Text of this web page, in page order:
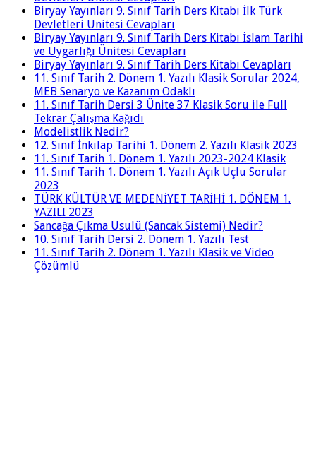
Biryay Yayınları 9. Sınıf Tarih Ders Kitabı İlk Türk
Devletleri Ünitesi Cevapları
Biryay Yayınları 9. Sınıf Tarih Ders Kitabı İslam Tarihi
ve Uygarlığı Ünitesi Cevapları
Biryay Yayınları 9. Sınıf Tarih Ders Kitabı Cevapları
11. Sınıf Tarih 2. Dönem 1. Yazılı Klasik Sorular 2024,
MEB Senaryo ve Kazanım Odaklı
11. Sınıf Tarih Dersi 3 Ünite 37 Klasik Soru ile Full
Tekrar Çalışma Kağıdı
Modelistlik Nedir?
12. Sınıf İnkılap Tarihi 1. Dönem 2. Yazılı Klasik 2023
11. Sınıf Tarih 1. Dönem 1. Yazılı 2023-2024 Klasik
11. Sınıf Tarih 1. Dönem 1. Yazılı Açık Uçlu Sorular
2023
TÜRK KÜLTÜR VE MEDENİYET TARİHİ 1. DÖNEM 1.
YAZILI 2023
Sancağa Çıkma Usulü (Sancak Sistemi) Nedir?
10. Sınıf Tarih Dersi 2. Dönem 1. Yazılı Test
11. Sınıf Tarih 2. Dönem 1. Yazılı Klasik ve Video
Çözümlü